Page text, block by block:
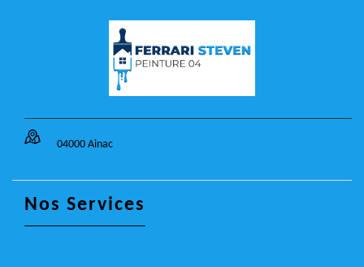
04000 Ainac
Nos Services